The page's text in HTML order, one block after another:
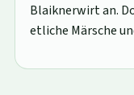
Blaiknerwirt an.
etliche Märsche